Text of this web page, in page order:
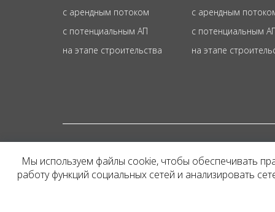
с арендным потоком
с потенциальным АП
на этапе строительства
с арендным
с потенциальным
на этапе
Представленная на
и не является
Мы используем файлы cookie, чтобы обеспечивать
работу функций социальных сетей и анализировать